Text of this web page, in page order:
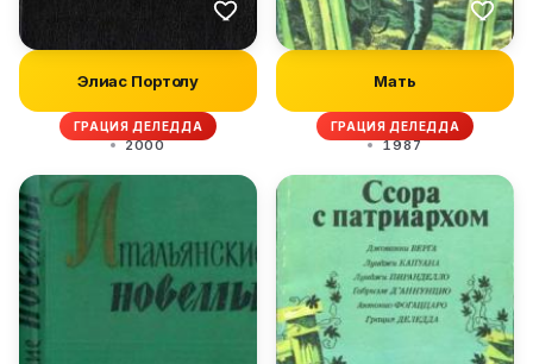
Элиас Портолу
ГРАЦИЯ ДЕЛЕДДА
2000
Мать
ГРАЦИЯ ДЕЛЕДДА
1987